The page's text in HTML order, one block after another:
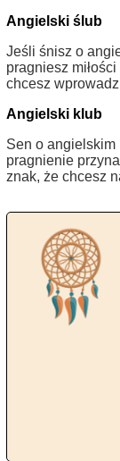
Angielski ślub
Jeśli śnisz o
pragniesz
chcesz
Angielski klub
Sen o
pragnienie
znak, że chcesz